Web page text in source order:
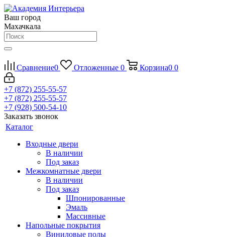
Ваш город
Махачкала
Сравнение0 Отложенные 0 Корзина0 0
+7 (872) 255-55-57
+7 (872) 255-55-57
+7 (928) 500-54-10
Заказать звонок
Каталог
Входные двери
В наличии
Под заказ
Межкомнатные двери
В наличии
Под заказ
Шпонированные
Эмаль
Массивные
Напольные покрытия
Виниловые полы